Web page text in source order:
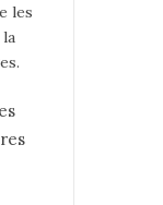
les